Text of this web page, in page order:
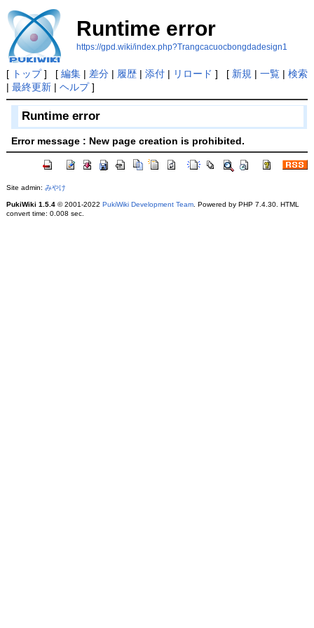
Runtime error
https://gpd.wiki/index.php?Trangcacuocbongdadesign1
[ トップ] [ 編集| 差分| 履歴| 添付| リロード ] [ 新規 | 一覧| 検索
| 最終更新| ヘルプ]
Runtime error
Error message : New page creation is prohibited.
Site admin: みやけ
PukiWiki 1.5.4© 2001-2022 PukiWiki Development Team. Powered by PHP 7.4.30. HTML
convert time: 0.008 sec.